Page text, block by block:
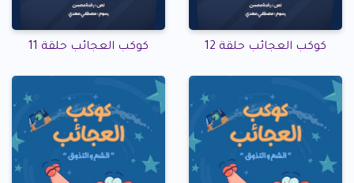
كوكب العجائب حلقة 12 كوكب العجائب حلقة 11